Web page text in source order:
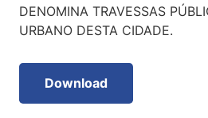
DENOMINA TRAVESSAS
URBANO DESTA CIDADE.
Download